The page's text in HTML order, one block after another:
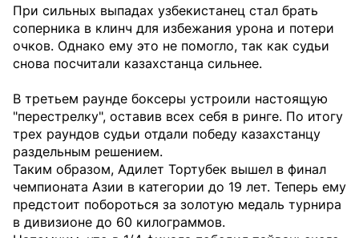
При сильных выпадах узбекистанец стал брать
соперника в клинч для избежания урона и потери
очков. Однако ему это не помогло, так как судьи
снова посчитали казахстанца сильнее.
В третьем раунде боксеры устроили настоящую
"перестрелку", оставив всех себя в ринге. По итогу
трех раундов судьи отдали победу казахстанцу
раздельным решением.
Таким образом, Адилет Тортубек вышел в финал
чемпионата Азии в категории до 19 лет. Теперь ему
предстоит побороться за золотую медаль турнира
в дивизионе до 60 килограммов.